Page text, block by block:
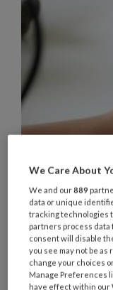
leiden tot
Hypertensie is
hart- en
We Care About
We and our889
data or unique
tracking technologies
partners process data
consent will disable
you see may not be
change your choices
Manage Preferences
have effect within our